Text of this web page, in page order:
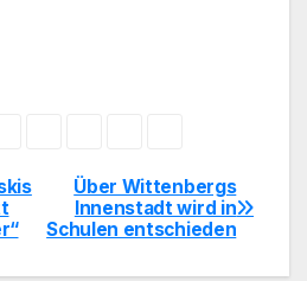
Über Wittenbergs
Innenstadt wird in
Schulen entschieden